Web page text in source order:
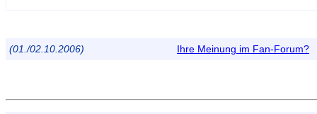
(01./02.10.2006) Ihre Meinung im Fan-Forum?